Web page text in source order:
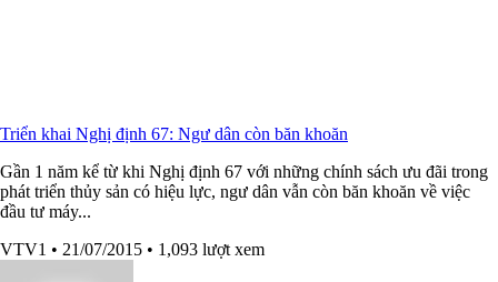
Triển khai Nghị định 67: Ngư dân còn băn khoăn
Gần 1 năm kể từ khi Nghị định 67 với những chính sách ưu đãi trong
phát triển thủy sản có hiệu lực, ngư dân vẫn còn băn khoăn về việc
đầu tư máy...
VTV1 • 21/07/2015 • 1,093 lượt xem